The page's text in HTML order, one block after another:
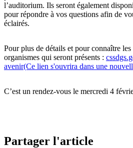
l’auditorium. Ils seront également
pour répondre à vos questions afin de
éclairés.
Pour plus de détails et pour connaître les
organismes qui seront présents :
avenir(Ce lien s'ouvrira dans une
C’est un rendez-vous le mercredi 4
Partager l'article